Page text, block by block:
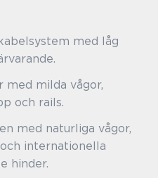
med låg
med milda vågor,
och rails.
med naturliga vågor,
internationella
hinder.